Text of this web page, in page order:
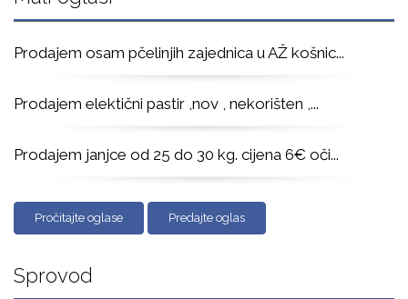
Prodajem osam pčelinjih zajednica u AŽ košnic...
Prodajem elektični pastir ,nov , nekorišten ,...
Prodajem janjce od 25 do 30 kg. cijena 6€ oči...
Pročitajte oglase Predajte oglas
Sprovod